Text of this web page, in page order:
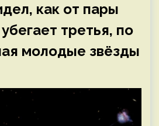
как от пары
третья, по
молодые звёзды